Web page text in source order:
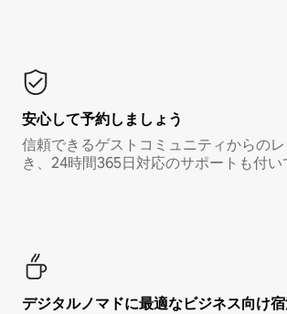
安心して予約しましょう
信頼できるゲストコミュニティからの
き、24時間365日対応のサポートも付い
デジタルノマド⁠に最⁠適⁠なビ⁠ジ⁠ネ⁠ス⁠向⁠け